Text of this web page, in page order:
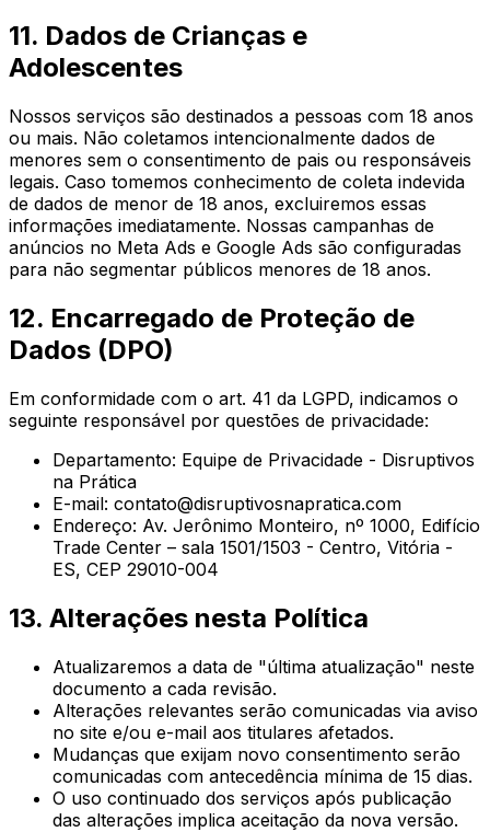
11. Dados de Crianças e
Adolescentes
Nossos serviços são destinados a pessoas com 18 anos
ou mais. Não coletamos intencionalmente dados de
menores sem o consentimento de pais ou responsáveis
legais. Caso tomemos conhecimento de coleta indevida
de dados de menor de 18 anos, excluiremos essas
informações imediatamente. Nossas campanhas de
anúncios no Meta Ads e Google Ads são configuradas
para não segmentar públicos menores de 18 anos.
12. Encarregado de Proteção de
Dados (DPO)
Em conformidade com o art. 41 da LGPD, indicamos o
seguinte responsável por questões de privacidade:
Departamento: Equipe de Privacidade - Disruptivos
na Prática
E-mail: contato@disruptivosnapratica.com
Endereço: Av. Jerônimo Monteiro, nº 1000, Edifício
Trade Center – sala 1501/1503 - Centro, Vitória -
ES, CEP 29010-004
13. Alterações nesta Política
Atualizaremos a data de "última atualização" neste
documento a cada revisão.
Alterações relevantes serão comunicadas via aviso
no site e/ou e-mail aos titulares afetados.
Mudanças que exijam novo consentimento serão
comunicadas com antecedência mínima de 15 dias.
O uso continuado dos serviços após publicação
das alterações implica aceitação da nova versão.